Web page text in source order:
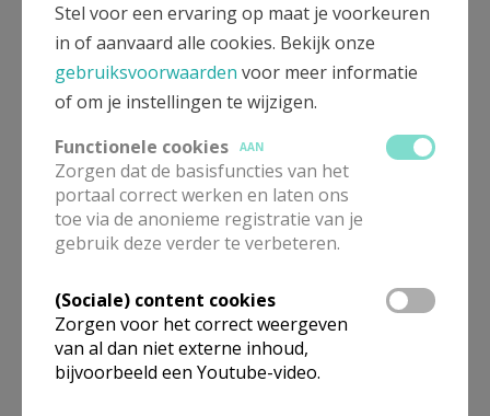
aangesteld priester
De heer JanBaert
Steenweg op Ukkel 1
02 305 31 54
0475 41 84 29
Stuur een mailtje
Stel voor een ervaring op maat je voorkeuren
in of aanvaard alle cookies. Bekijk onze
gebruiksvoorwaarden voor meer informatie
of om je instellingen te wijzigen.
Functionele cookies
AAN
Zorgen dat de basisfuncties van het
portaal correct werken en laten ons
toe via de anonieme registratie van je
gebruik deze verder te verbeteren.
(Sociale) content cookies
Zorgen voor het correct weergeven
van al dan niet externe inhoud,
bijvoorbeeld een Youtube-video.